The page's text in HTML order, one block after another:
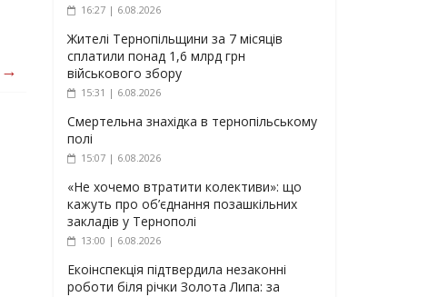
→
16:27 | 6.08.2026
Жителі Тернопільщини за 7 місяців
сплатили понад 1,6 млрд грн
військового збору
15:31 | 6.08.2026
Смертельна знахідка в тернопільському
полі
15:07 | 6.08.2026
«Не хочемо втратити колективи»: що
кажуть про об’єднання позашкільних
закладів у Тернополі
13:00 | 6.08.2026
Екоінспекція підтвердила незаконні
роботи біля річки Золота Липа: за